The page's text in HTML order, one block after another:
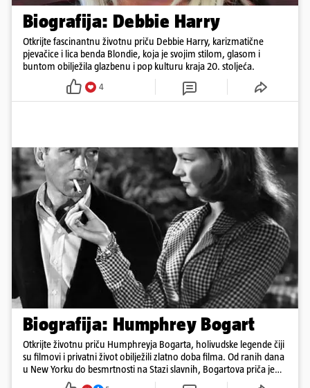
Biografija: Debbie Harry
Otkrijte fascinantnu životnu priču Debbie Harry, karizmatične
pjevačice i lica benda Blondie, koja je svojim stilom, glasom i
buntom obilježila glazbenu i pop kulturu kraja 20. stoljeća.
4
Biografija: Humphrey Bogart
Otkrijte životnu priču Humphreyja Bogarta, holivudske legende čiji
su filmovi i privatni život obilježili zlatno doba filma. Od ranih dana
u New Yorku do besmrtnosti na Stazi slavnih, Bogartova priča je
saga o borbi, ljubavi, buntovništvu i umjetnosti.